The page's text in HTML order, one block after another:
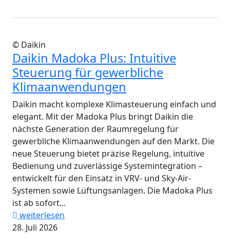
© Daikin
Daikin Madoka Plus: Intuitive
Steuerung für gewerbliche
Klimaanwendungen
Daikin macht komplexe Klimasteuerung einfach und
elegant. Mit der Madoka Plus bringt Daikin die
nächste Generation der Raumregelung für
gewerbliche Klimaanwendungen auf den Markt. Die
neue Steuerung bietet präzise Regelung, intuitive
Bedienung und zuverlässige Systemintegration –
entwickelt für den Einsatz in VRV- und Sky-Air-
Systemen sowie Lüftungsanlagen. Die Madoka Plus
ist ab sofort...
weiterlesen
28. Juli 2026